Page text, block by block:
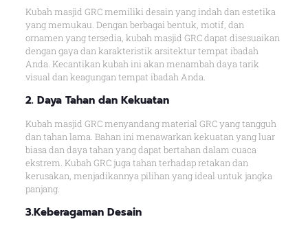
Kubah masjid GRC memiliki desain yang indah dan estetika
yang memukau. Dengan berbagai bentuk, motif, dan
ornamen yang tersedia, kubah masjid GRC dapat disesuaikan
dengan gaya dan karakteristik arsitektur tempat ibadah
Anda. Kecantikan kubah ini akan menambah daya tarik
visual dan keagungan tempat ibadah Anda.
2. Daya Tahan dan Kekuatan
Kubah masjid GRC menyandang material GRC yang tangguh
dan tahan lama. Bahan ini menawarkan kekuatan yang luar
biasa dan daya tahan yang dapat bertahan dalam cuaca
ekstrem. Kubah GRC juga tahan terhadap retakan dan
kerusakan, menjadikannya pilihan yang ideal untuk jangka
panjang.
3.Keberagaman Desain